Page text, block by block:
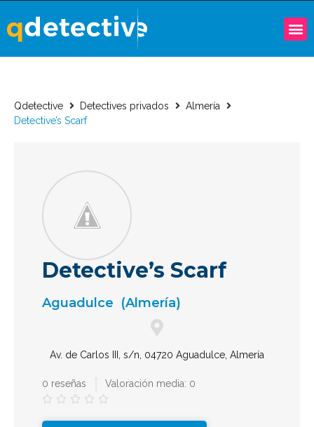
Qdetective Detectives privados
Almería
Detective’s Scarf
Detective’s Scarf
Aguadulce (Almería)
Av. de Carlos III, s/n, 04720 Aguadulce, Almería
0 reseñas Valoración media: 0
    